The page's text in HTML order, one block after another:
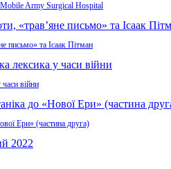
Army Surgical Hospital
письмо» та Ісаак Пітман
війни
Ери» (частина друга)